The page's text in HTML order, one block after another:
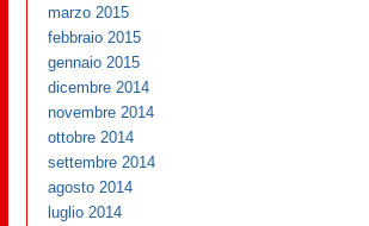
marzo 2015
febbraio 2015
gennaio 2015
dicembre 2014
novembre 2014
ottobre 2014
settembre 2014
agosto 2014
luglio 2014